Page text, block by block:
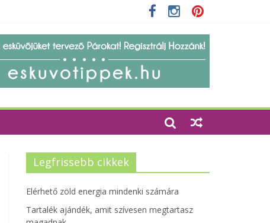
Legfrissebb cikkek
Elérhető zöld energia mindenki számára
Tartalék ajándék, amit szívesen megtartasz